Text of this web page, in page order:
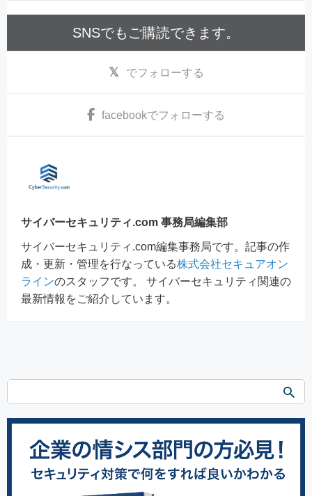
SNSでもご購読できます。
でフォローする
facebookでフォローする
サイバーセキュリティ.com 事務局編集部
サイバーセキュリティ.com編集事務局です。記事の作
成・更新・管理を行なっている株式会社セキュアオン
ラインのスタッフです。 サイバーセキュリティ関連の
最新情報をご紹介しています。